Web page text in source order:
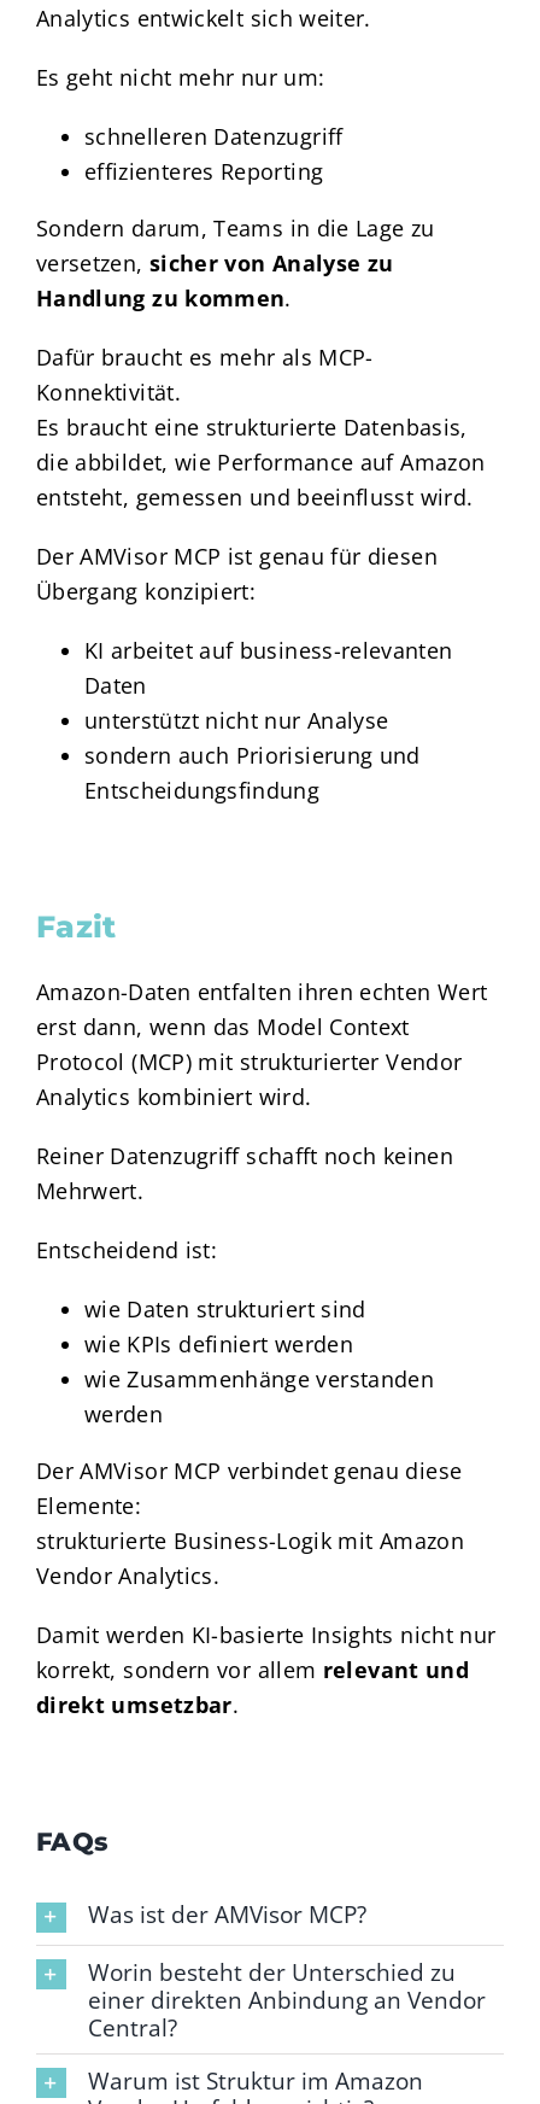
Analytics entwickelt sich weiter.
Es geht nicht mehr nur um:
schnelleren Datenzugriff
effizienteres Reporting
Sondern darum, Teams in die Lage zu
versetzen, sicher von Analyse zu
Handlung zu kommen.
Dafür braucht es mehr als MCP-
Konnektivität.
Es braucht eine strukturierte Datenbasis,
die abbildet, wie Performance auf Amazon
entsteht, gemessen und beeinflusst wird.
Der AMVisor MCP ist genau für diesen
Übergang konzipiert:
KI arbeitet auf business-relevanten
Daten
unterstützt nicht nur Analyse
sondern auch Priorisierung und
Entscheidungsfindung
Fazit
Amazon-Daten entfalten ihren echten Wert
erst dann, wenn das Model Context
Protocol (MCP) mit strukturierter Vendor
Analytics kombiniert wird.
Reiner Datenzugriff schafft noch keinen
Mehrwert.
Entscheidend ist:
wie Daten strukturiert sind
wie KPIs definiert werden
wie Zusammenhänge verstanden
werden
Der AMVisor MCP verbindet genau diese
Elemente:
strukturierte Business-Logik mit Amazon
Vendor Analytics.
Damit werden KI-basierte Insights nicht nur
korrekt, sondern vor allem relevant und
direkt umsetzbar.
FAQs
Was ist der AMVisor MCP?
Worin besteht der Unterschied zu
einer direkten Anbindung an Vendor
Central?
Warum ist Struktur im Amazon